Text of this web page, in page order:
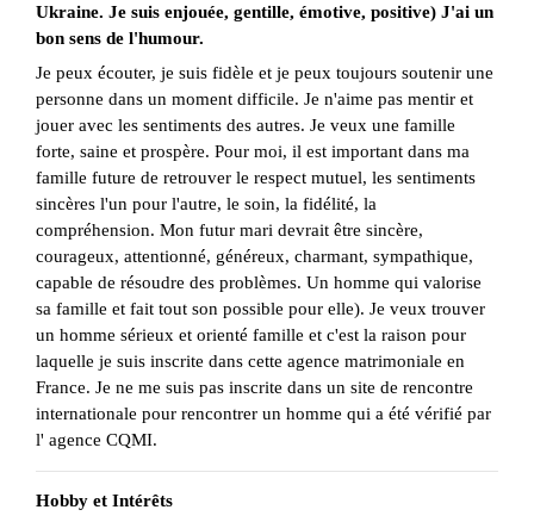
Ukraine. Je suis enjouée, gentille, émotive, positive) J'ai un
bon sens de l'humour.
Je peux écouter, je suis fidèle et je peux toujours soutenir une
personne dans un moment difficile. Je n'aime pas mentir et
jouer avec les sentiments des autres. Je veux une famille
forte, saine et prospère. Pour moi, il est important dans ma
famille future de retrouver le respect mutuel, les sentiments
sincères l'un pour l'autre, le soin, la fidélité, la
compréhension. Mon futur mari devrait être sincère,
courageux, attentionné, généreux, charmant, sympathique,
capable de résoudre des problèmes. Un homme qui valorise
sa famille et fait tout son possible pour elle). Je veux trouver
un homme sérieux et orienté famille et c'est la raison pour
laquelle je suis inscrite dans cette agence matrimoniale en
France. Je ne me suis pas inscrite dans un site de rencontre
internationale pour rencontrer un homme qui a été vérifié par
l' agence CQMI.
Hobby et Intérêts